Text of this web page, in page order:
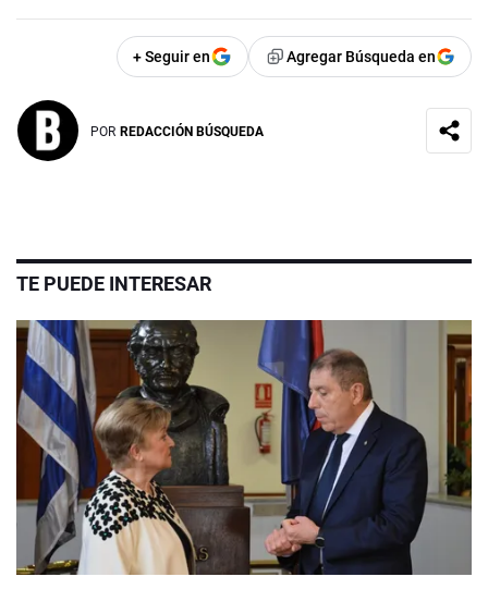
+ Seguir en Agregar Búsqueda en
POR REDACCIÓN BÚSQUEDA
TE PUEDE INTERESAR